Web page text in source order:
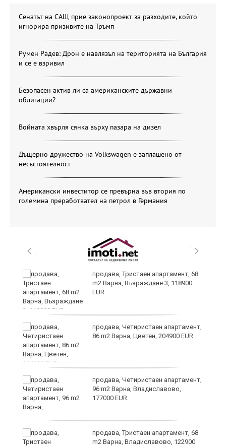
Сенатът на САЩ прие законопроект за разходите, който
игнорира призивите на Тръмп
Румен Радев: Дрон е навлязъл на територията на България
и се е взривил
Безопасен актив ли са американските държавни
облигации?
Войната хвърля сянка върху пазара на дизел
Дъщерно дружество на Volkswagen е заплашено от
несъстоятелност
Американски инвеститор се превърна във втория по
големина преработвател на петрол в Германия
продава, Тристаен апартамент, 68
m2 Варна, Възраждане 3, 118900
EUR
продава, Четиристаен апартамент,
86 m2 Варна, Цветен, 204900 EUR
продава, Четиристаен апартамент,
96 m2 Варна, Владиславово,
177000 EUR
продава, Тристаен апартамент, 68
m2 Варна, Владиславово, 122900